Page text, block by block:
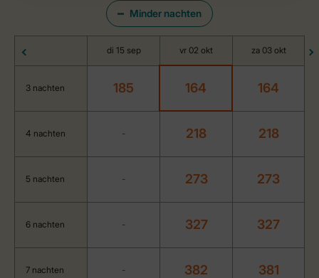
Minder nachten
di 15 sep vr 02 okt za 03 okt
3 nachten 185 164 164
4 nachten - 218 218
5 nachten - 273 273
6 nachten - 327 327
7 nachten - 382 381